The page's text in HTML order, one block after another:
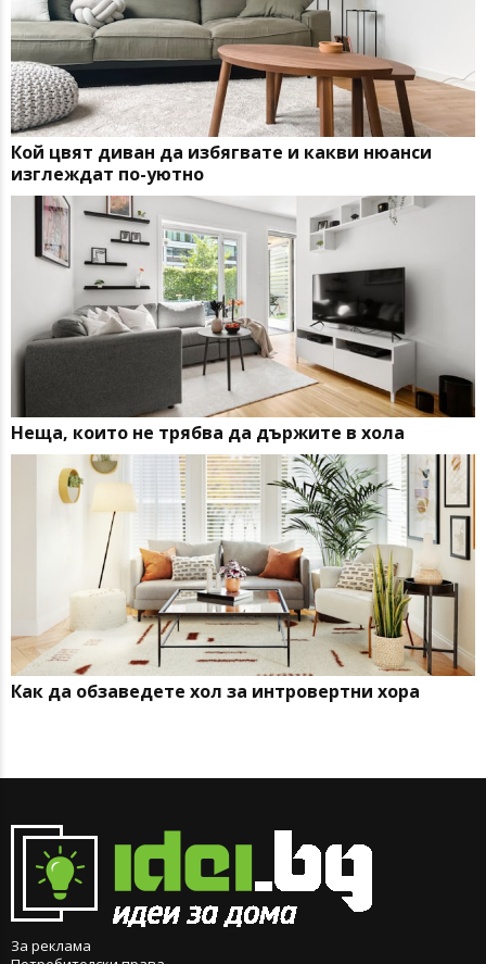
Кой цвят диван да избягвате и какви нюанси
изглеждат по-уютно
Неща, които не трябва да държите в хола
Как да обзаведете хол за интровертни хора
За реклама